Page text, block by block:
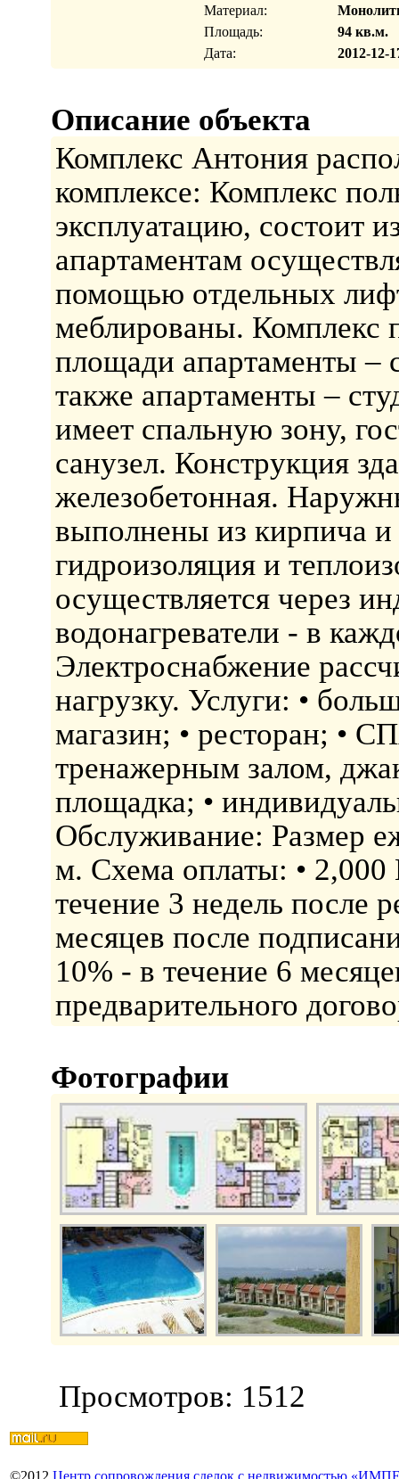
Материал:
Площадь:
94 кв.м.
Дата:
2012-12-
Описание объекта
Комплекс Антония
комплексе: Комплекс
эксплуатацию, состоит
апартаментам
помощью отдельных
меблированы. Комплекс
площади апартаменты –
также апартаменты –
имеет спальную зону,
санузел. Конструкция
железобетонная.
выполнены из кирпича и
гидроизоляция и
осуществляется через
водонагреватели - в
Электроснабжение
нагрузку. Услуги: •
магазин; • ресторан; •
тренажерным залом,
площадка; •
Обслуживание: Размер
м. Схема оплаты: • 2,000
течение 3 недель после
месяцев после
10% - в течение 6
предварительного
Фотографии
Просмотров: 1512
©2012 Центр сопровождения сделок с недвижимостью